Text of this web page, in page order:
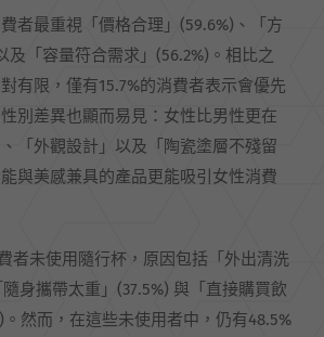
者最重視「價格合理」(59.6%)、「方
及「容量符合需求」(56.2%)。相比之
有限，僅有15.7%的消費者表示會優先
別差異也顯而易見：女性比男性更在
「外觀設計」以及「陶瓷塗層不殘留
與美感兼具的產品更能吸引女性消費
者未使用隨行杯，原因包括「外出清洗
身攜帶太重」(37.5%) 與「直接購買飲
。然而，在這些未使用者中，仍有48.5%